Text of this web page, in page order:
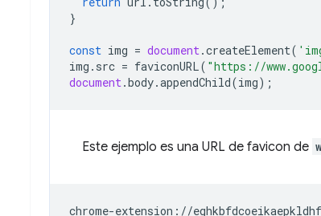
}
const img = document.createElement(
img . src = faviconURL( "https://
document.body.appendChild(img);
Este ejemplo es una URL de favicon de